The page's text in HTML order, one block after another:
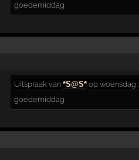
goedemiddag
Uitspraak van*S@S* op woensdag
goedemiddag